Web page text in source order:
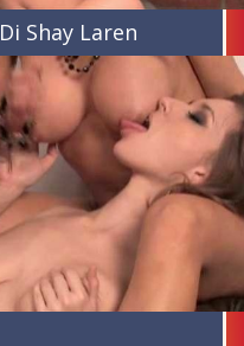
Shay Laren